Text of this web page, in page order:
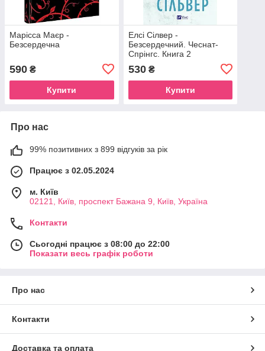
Марісса Маєр -
Безсердечна
590 ₴
Купити
Елсі Сілвер -
Безсердечний. Чеснат-
Спрінгс. Книга 2
530₴
Купити
Про нас
99% позитивних з 899 відгуків за рік
Працює з 02.05.2024
м. Київ
02121, Київ, проспект Бажана 9, Київ, Україна
Контакти
Сьогодні працює з 08:00 до 22:00
Показати весь графік роботи
Про нас
Контакти
Доставка та оплата